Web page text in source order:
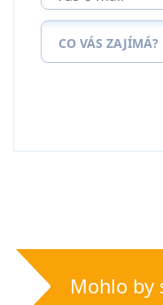
CO VÁS ZAJÍMÁ?
Mohlo by